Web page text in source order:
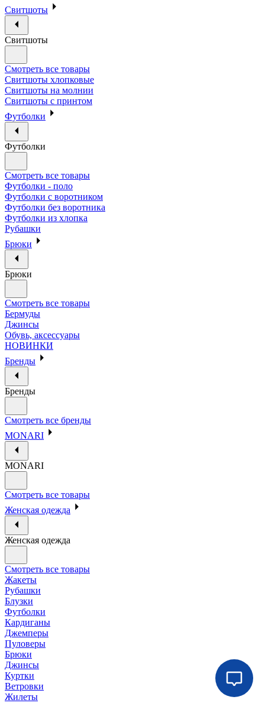
Свитшоты
Свитшоты
Смотреть все товары
Свитшоты хлопковые
Свитшоты на молнии
Свитшоты с принтом
Футболки
Футболки
Смотреть все товары
Футболки - поло
Футболки с воротником
Футболки без воротника
Футболки из хлопка
Рубашки
Брюки
Брюки
Смотреть все товары
Бермуды
Джинсы
Обувь, аксессуары
НОВИНКИ
Бренды
Бренды
Смотреть все бренды
MONARI
MONARI
Смотреть все товары
Женская одежда
Женская одежда
Смотреть все товары
Жакеты
Рубашки
Блузки
Футболки
Кардиганы
Джемперы
Пуловеры
Брюки
Джинсы
Куртки
Ветровки
Жилеты